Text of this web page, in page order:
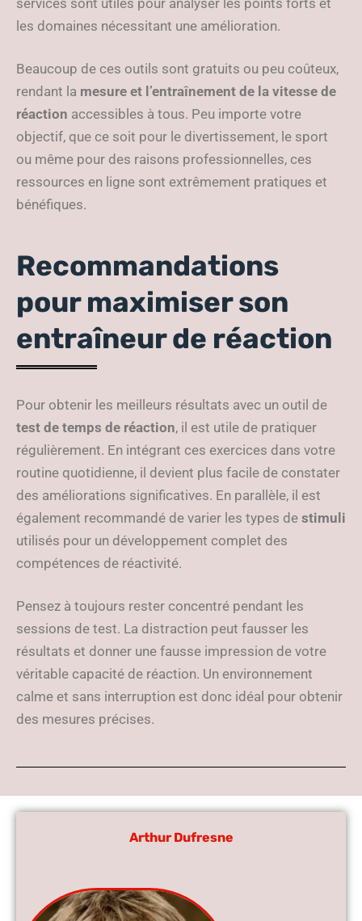
services sont utiles pour analyser les points forts et
les domaines nécessitant une amélioration.
Beaucoup de ces outils sont gratuits ou peu coûteux,
rendant la mesure et l’entraînement de la vitesse de
réaction accessibles à tous. Peu importe votre
objectif, que ce soit pour le divertissement, le sport
ou même pour des raisons professionnelles, ces
ressources en ligne sont extrêmement pratiques et
bénéfiques.
Recommandations
pour maximiser son
entraîneur de réaction
Pour obtenir les meilleurs résultats avec un outil de
test de temps de réaction, il est utile de pratiquer
régulièrement. En intégrant ces exercices dans votre
routine quotidienne, il devient plus facile de constater
des améliorations significatives. En parallèle, il est
également recommandé de varier les types de stimuli
utilisés pour un développement complet des
compétences de réactivité.
Pensez à toujours rester concentré pendant les
sessions de test. La distraction peut fausser les
résultats et donner une fausse impression de votre
véritable capacité de réaction. Un environnement
calme et sans interruption est donc idéal pour obtenir
des mesures précises.
Arthur Dufresne